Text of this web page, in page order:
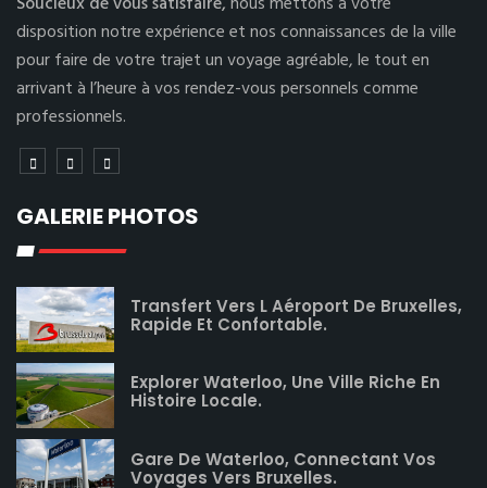
disposition notre expérience et nos connaissances de la ville
pour faire de votre trajet un voyage agréable, le tout en
arrivant à l’heure à vos rendez-vous personnels comme
professionnels.
GALERIE PHOTOS
Transfert Vers L Aéroport De Bruxelles,
Rapide Et Confortable.
Explorer Waterloo, Une Ville Riche En
Histoire Locale.
Gare De Waterloo, Connectant Vos
Voyages Vers Bruxelles.